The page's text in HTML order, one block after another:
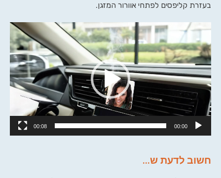
בעזרת קליפסים לפתחי אוורור המזגן.
נגן
וידאו
00:00
00:08
חשוב לדעת ש...